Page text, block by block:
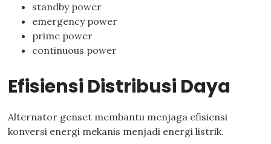
standby power
emergency power
prime power
continuous power
Efisiensi Distribusi Daya
Alternator genset membantu menjaga efisiensi
konversi energi mekanis menjadi energi listrik.